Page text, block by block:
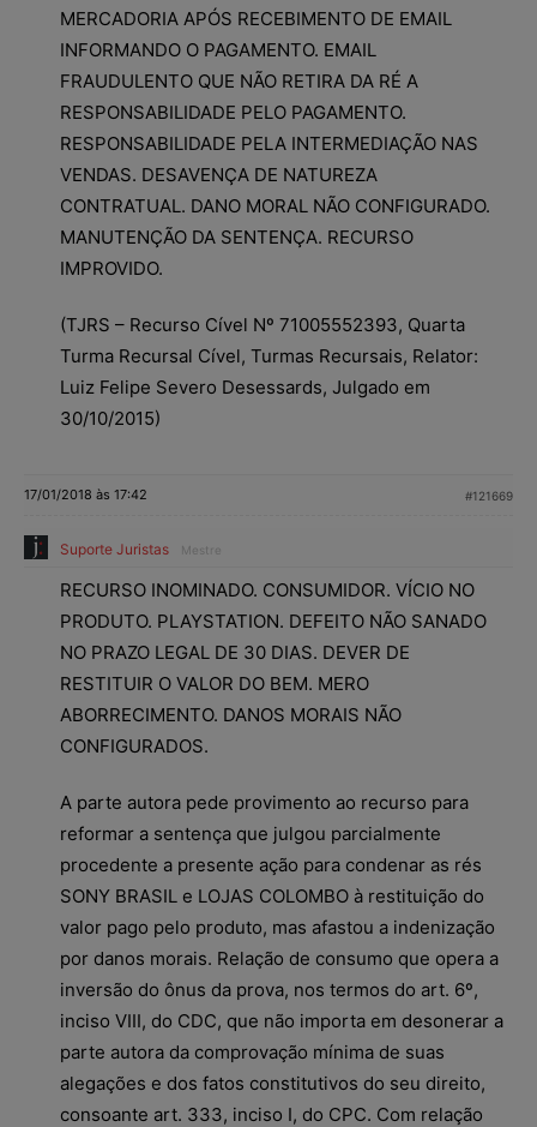
MERCADORIA APÓS RECEBIMENTO DE EMAIL
INFORMANDO O PAGAMENTO. EMAIL
FRAUDULENTO QUE NÃO RETIRA DA RÉ A
RESPONSABILIDADE PELO PAGAMENTO.
RESPONSABILIDADE PELA INTERMEDIAÇÃO NAS
VENDAS. DESAVENÇA DE NATUREZA
CONTRATUAL. DANO MORAL NÃO CONFIGURADO.
MANUTENÇÃO DA SENTENÇA. RECURSO
IMPROVIDO.
(TJRS – Recurso Cível Nº 71005552393, Quarta
Turma Recursal Cível, Turmas Recursais, Relator:
Luiz Felipe Severo Desessards, Julgado em
30/10/2015)
17/01/2018 às 17:42 #121669
Suporte Juristas Mestre
RECURSO INOMINADO. CONSUMIDOR. VÍCIO NO
PRODUTO. PLAYSTATION. DEFEITO NÃO SANADO
NO PRAZO LEGAL DE 30 DIAS. DEVER DE
RESTITUIR O VALOR DO BEM. MERO
ABORRECIMENTO. DANOS MORAIS NÃO
CONFIGURADOS.
A parte autora pede provimento ao recurso para
reformar a sentença que julgou parcialmente
procedente a presente ação para condenar as rés
SONY BRASIL e LOJAS COLOMBO à restituição do
valor pago pelo produto, mas afastou a indenização
por danos morais. Relação de consumo que opera a
inversão do ônus da prova, nos termos do art. 6º,
inciso VIII, do CDC, que não importa em desonerar a
parte autora da comprovação mínima de suas
alegações e dos fatos constitutivos do seu direito,
consoante art. 333, inciso I, do CPC. Com relação